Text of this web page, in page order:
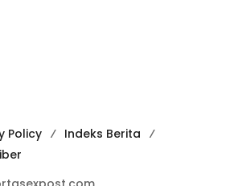
Policy
Indeks Berita